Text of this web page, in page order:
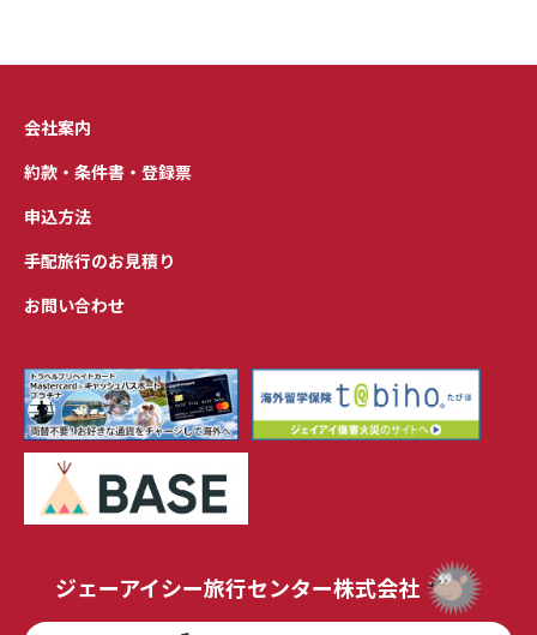
会社案内
約款・条件書・登録票
申込方法
手配旅行のお見積り
お問い合わせ
ジェーアイシー旅行センター株式会社